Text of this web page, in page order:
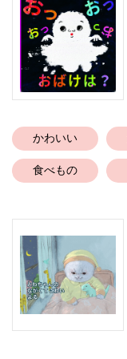
かわいい
食べもの